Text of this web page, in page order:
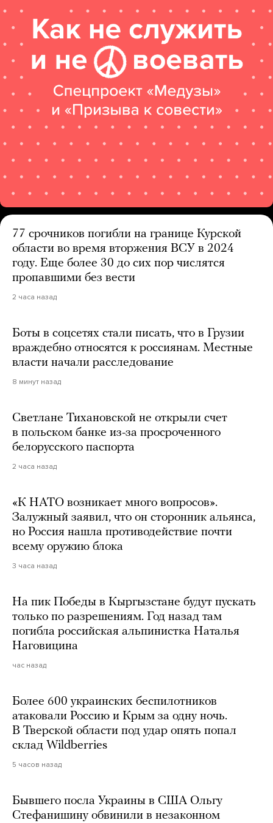
77 срочников погибли на границе Курской
области во время вторжения ВСУ в 2024
году. Еще более 30 до сих пор числятся
пропавшими без вести
2 часа назад
Боты в соцсетях стали писать, что в Грузии
враждебно относятся к россиянам. Местные
власти начали расследование
8 минут назад
Светлане Тихановской не открыли счет
в польском банке из-за просроченного
белорусского паспорта
2 часа назад
«К НАТО возникает много вопросов».
Залужный заявил, что он сторонник альянса,
но Россия нашла противодействие почти
всему оружию блока
3 часа назад
На пик Победы в Кыргызстане будут пускать
только по разрешениям. Год назад там
погибла российская альпинистка Наталья
Наговицина
час назад
Более 600 украинских беспилотников
атаковали Россию и Крым за одну ночь.
В Тверской области под удар опять попал
склад Wildberries
5 часов назад
Бывшего посла Украины в США Ольгу
Стефанишину обвинили в незаконном